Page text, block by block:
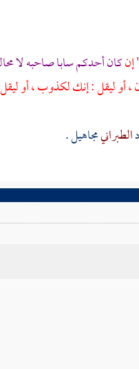
كان أحدكم سابا صاحبه لا
أو ليقل : إنك لكذوب ، أو
الطبرانيمجاهيل .